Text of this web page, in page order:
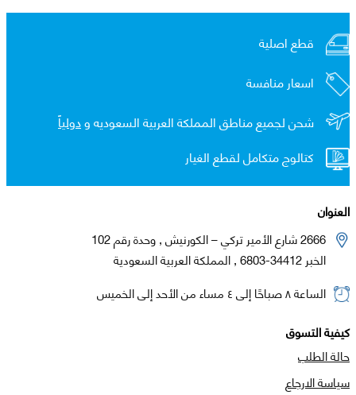
قطع اصلية
اسعار منافسة
شحن لجميع مناطق المملكة العربية السعوديه ودولياً
كتالوج متكامل لقطع الغيار
العنوان
2666 شارع الأمير تركي – الكورنيش , وحدة رقم 102
الخبر 34412-6803 , المملكة العربية السعودية
الساعة ٨ صباحًا إلى ٤ مساء من الأحد إلى الخميس
كيفية التسوق
حالة الطلب
سياسة الارجاع